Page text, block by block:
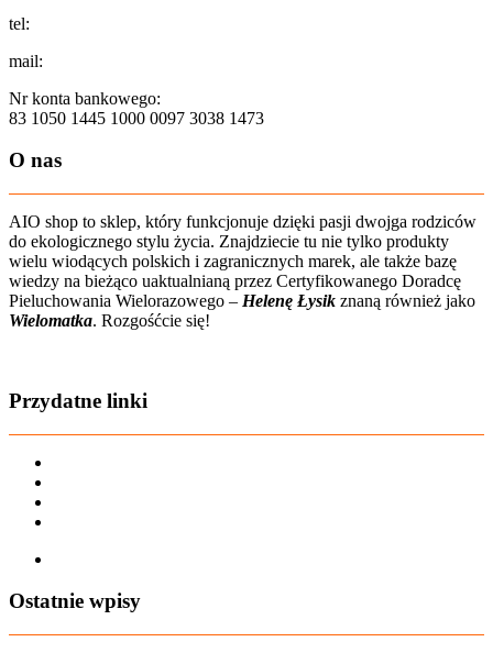
tel:
mail:
Nr konta bankowego:
83 1050 1445 1000 0097 3038 1473
O nas
AIO shop to sklep, który funkcjonuje dzięki pasji dwojga rodziców
do ekologicznego stylu życia. Znajdziecie tu nie tylko produkty
wielu wiodących polskich i zagranicznych marek, ale także bazę
wiedzy na bieżąco uaktualnianą przez Certyfikowanego Doradcę
Pieluchowania Wielorazowego – Helenę Łysik znaną również jako
Wielomatka. Rozgośćcie się!
Przydatne linki
Ostatnie wpisy